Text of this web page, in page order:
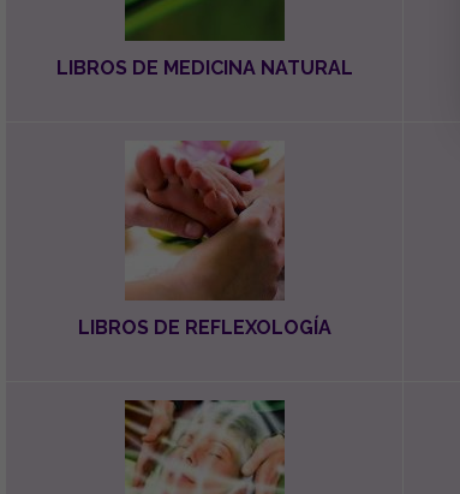
LIBROS DE MEDICINA NATURAL
LIBROS DE REFLEXOLOGÍA